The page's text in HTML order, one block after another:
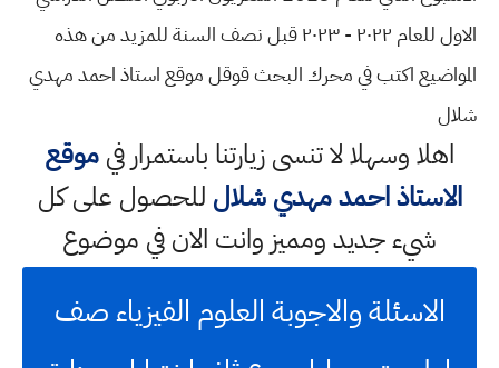
الاول للعام ٢٠٢٢ - ٢٠٢٣ قبل نصف السنة للمزيد من هذه
المواضيع اكتب في محرك البحث قوقل موقع استاذ احمد مهدي
شلال
اهلا وسهلالا تنسى زيارتنا باستمرار فيموقع
الاستاذ احمد مهدي شلال للحصول على كل
شيء جديد ومميز وانت الان في موضوع
الاسئلة والاجوبة العلوم الفيزياء صف